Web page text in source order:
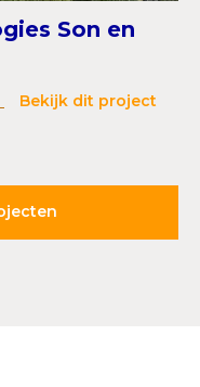
Son en
Bekijk dit project